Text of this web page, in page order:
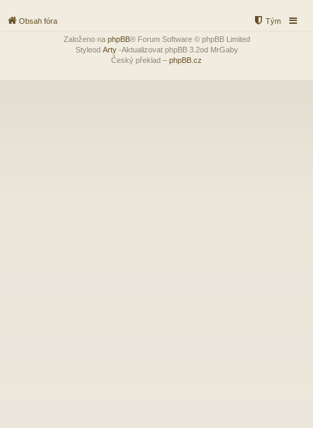
Obsah fóra Tým
Založeno na phpBB® Forum Software © phpBB Limited
Styleod Arty-Aktualizovat phpBB 3.2od MrGaby
Český překlad – phpBB.cz